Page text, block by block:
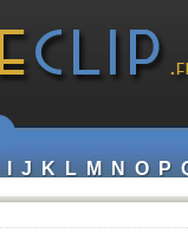
I J K L M N O P